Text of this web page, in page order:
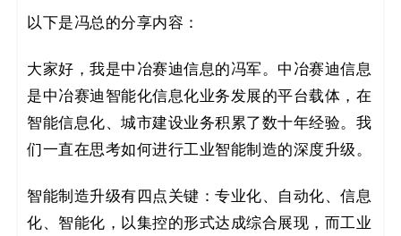
方
案
_
低
码
以下是冯总的分享内容：
大家好，我是中冶赛迪信息的冯军。中冶赛迪信息
是中冶赛迪智能化信息化业务发展的平台载体，在
智能信息化、城市建设业务积累了数十年经验。我
们一直在思考如何进行工业智能制造的深度升级。
智能制造升级有四点关键：专业化、自动化、信息
化、智能化，以集控的形式达成综合展现，而工业